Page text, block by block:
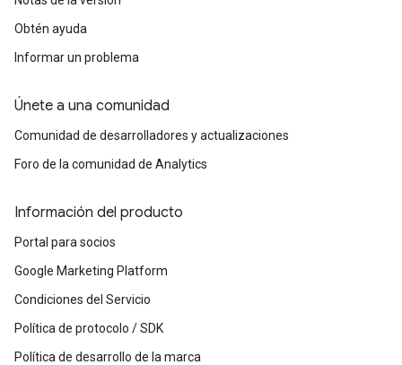
Obtén ayuda
Informar un problema
Únete a una comunidad
Comunidad de desarrolladores y actualizaciones
Foro de la comunidad de Analytics
Información del producto
Portal para socios
Google Marketing Platform
Condiciones del Servicio
Política de protocolo / SDK
Política de desarrollo de la marca